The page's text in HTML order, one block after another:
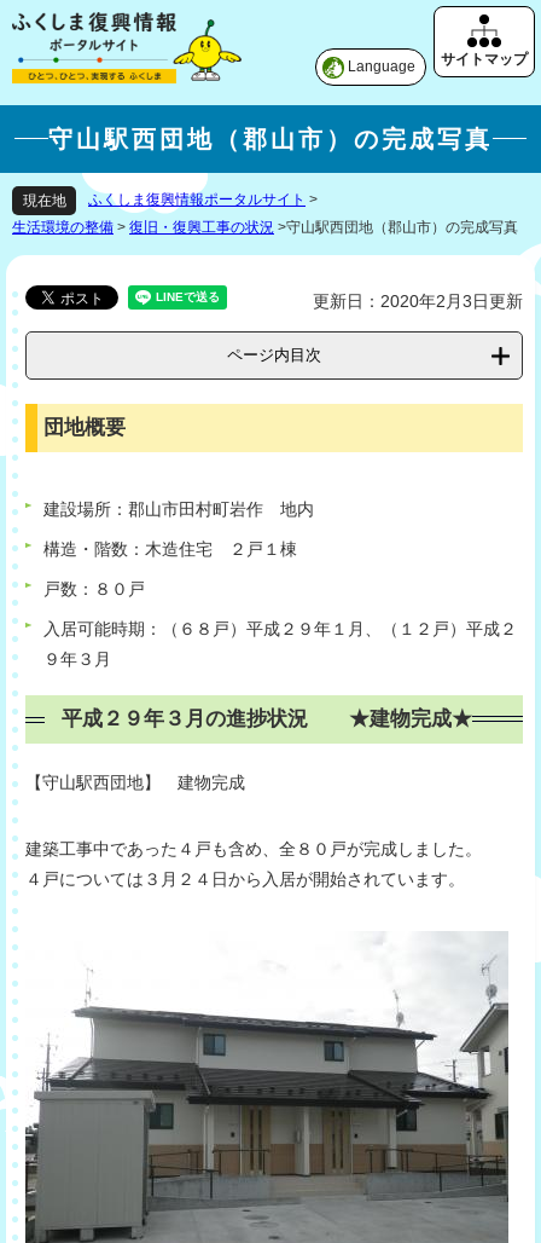
Language
守山駅西団地（郡山市）の完成写真
現在地 ふくしま復興情報ポータルサイト >
生活環境の整備 > 復旧・復興工事の状況 >守山駅西団地（郡山市）の完成写真
更新日：2020年2月3日更新
ページ内目次
団地概要
建設場所：郡山市田村町岩作 地内
構造・階数：木造住宅 ２戸１棟
戸数：８０戸
入居可能時期：（６８戸）平成２９年１月、（１２戸）平成２
９年３月
平成２９年３月の進捗状況 ★建物完成★
【守山駅西団地】 建物完成
建築工事中であった４戸も含め、全８０戸が完成しました。
４戸については３月２４日から入居が開始されています。